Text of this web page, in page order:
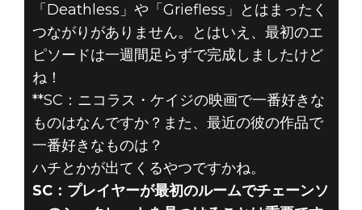
「Deathless」や「Griefless」とはまったく
つながりがありません。とはいえ、最初のエ
ピソードは一週間足らずで完成しましたけど
ね！
**SC：ニコラス・ケイジの映画で一番好きな
ものはなんですか？また、最近の彼の作品で
一番好きなものは？
ハチとかが出てくるやつですかね。
SC：プレイヤーが最初のルームでチェーンソ